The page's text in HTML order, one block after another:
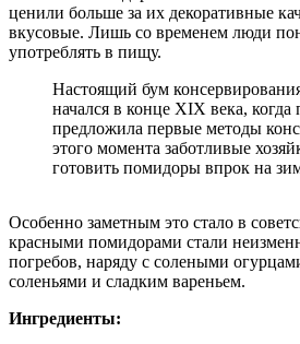
ценили больше за их декоративные
вкусовые. Лишь со временем люди
употреблять в пищу.
Настоящий бум
начался в конце XIX века,
предложила первые методы
этого момента заботливые
готовить помидоры впрок на
Особенно заметным это стало в
красными помидорами стали
погребов, наряду с солеными
соленьями и сладким вареньем.
Ингредиенты: